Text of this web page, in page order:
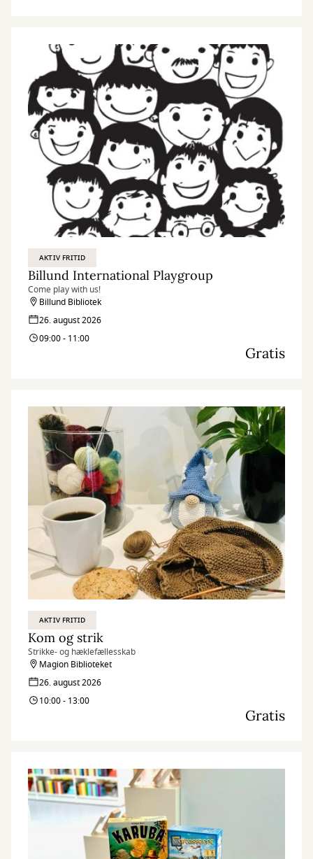
AKTIV FRITID
Billund International Playgroup
Come play with us!
Billund Bibliotek
26. august 2026
09:00 - 11:00
Gratis
AKTIV FRITID
Kom og strik
Strikke- og hæklefællesskab
Magion Biblioteket
26. august 2026
10:00 - 13:00
Gratis